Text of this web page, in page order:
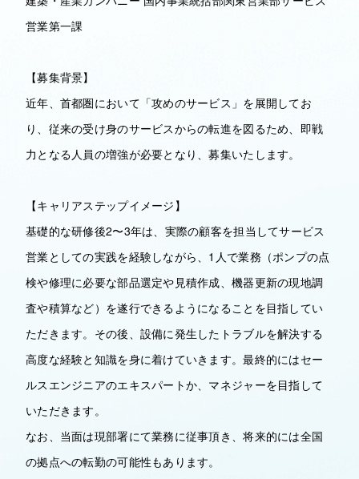
営業第一課
【募集背景】
近年、首都圏において「攻めのサービス」を展開してお
り、従来の受け身のサービスからの転進を図るため、即戦
力となる人員の増強が必要となり、募集いたします。
【キャリアステップイメージ】
基礎的な研修後2〜3年は、実際の顧客を担当してサービス
営業としての実践を経験しながら、1人で業務（ポンプの点
検や修理に必要な部品選定や見積作成、機器更新の現地調
査や積算など）を遂行できるようになることを目指してい
ただきます。その後、設備に発生したトラブルを解決する
高度な経験と知識を身に着けていきます。最終的にはセー
ルスエンジニアのエキスパートか、マネジャーを目指して
いただきます。
なお、当面は現部署にて業務に従事頂き、将来的には全国
の拠点への転勤の可能性もあります。